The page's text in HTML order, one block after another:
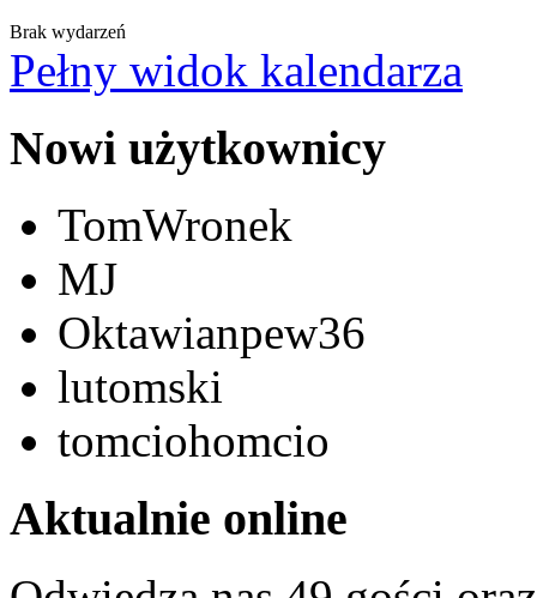
Brak wydarzeń
Pełny widok kalendarza
Nowi użytkownicy
TomWronek
MJ
Oktawianpew36
lutomski
tomciohomcio
Aktualnie online